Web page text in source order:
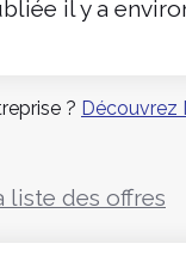
il y a
? Découvrez
liste des offres